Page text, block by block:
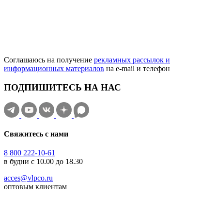
Соглашаюсь на получение рекламных рассылок и
информационных материалов на e‑mail и телефон
ПОДПИШИТЕСЬ НА НАС
Свяжитесь с нами
8 800 222-10-61
в будни с 10.00 до 18.30
acces@vlpco.ru
оптовым клиентам